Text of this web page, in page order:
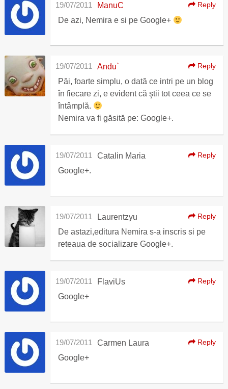
ManuC
19/07/2011 Reply
De azi, Nemira e si pe Google+
Andu`
19/07/2011 Reply
Păi, foarte simplu, o dată ce intri pe un blog
în fiecare zi, e evident că ştii tot ceea ce se
întâmplă.
Nemira va fi găsită pe: Google+.
Catalin Maria
19/07/2011 Reply
Google+.
Laurentzyu
19/07/2011 Reply
De astazi,editura Nemira s-a inscris si pe
reteaua de socializare Google+.
FlaviUs
19/07/2011 Reply
Google+
Carmen Laura
19/07/2011 Reply
Google+